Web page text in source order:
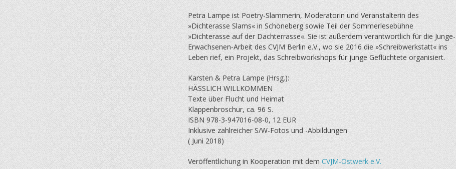
Petra Lampe ist Poetry-Slammerin, Moderatorin und Veranstalterin des
»Dichterasse Slams« in Schöneberg sowie Teil der Sommerlesebühne
»Dichterasse auf der Dachterrasse«. Sie ist außerdem verantwortlich für die Junge-
Erwachsenen-Arbeit des CVJM Berlin e.V., wo sie 2016 die »Schreibwerkstatt« ins
Leben rief, ein Projekt, das Schreibworkshops für junge Geflüchtete organisiert.
Karsten & Petra Lampe (Hrsg.):
HÄSSLICH WILLKOMMEN
Texte über Flucht und Heimat
Klappenbroschur, ca. 96 S.
ISBN 978-3-947016-08-0, 12 EUR
Inklusive zahlreicher S/W-Fotos und -Abbildungen
( Juni 2018)
Veröffentlichung in Kooperation mit demCVJM-Ostwerk e.V.